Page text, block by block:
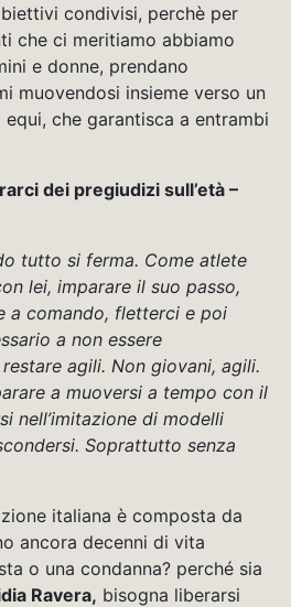
condivisi, perchè per
che ci meritiamo abbiamo
e donne, prendano
muovendosi insieme verso un
che garantisca a entrambi
dei pregiudizi sull’età –
tutto si ferma. Come atlete
lei, imparare il suo passo,
a comando, fletterci e poi
a non essere
agili. Non giovani, agili.
a muoversi a tempo con il
nell’imitazione di modelli
Soprattutto senza
italiana è composta da
ancora decenni di vita
o una condanna? perché sia
Ravera, bisogna liberarsi